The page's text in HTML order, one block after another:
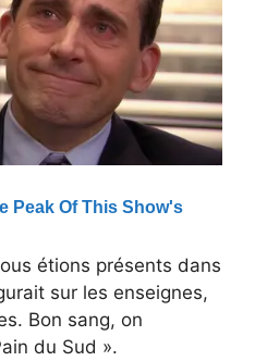
étions présents dans
sur les enseignes,
Bon sang, on
du Sud ».